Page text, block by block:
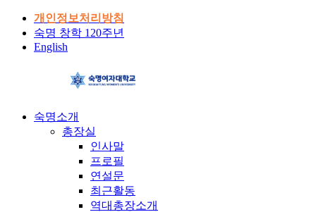
개인정보처리방침
숙명 창학 120주년
English
숙명소개
총장실
인사말
프로필
연설문
최근활동
역대총장소개